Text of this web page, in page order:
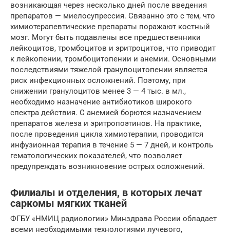
возникающая через несколько дней после введения
препаратов — миелосупрессия. Связанно это с тем, что
химиотерапевтические препараты поражают костный
мозг. Могут быть подавлены все предшественники
лейкоцитов, тромбоцитов и эритроцитов, что приводит
к лейкопении, тромбоцитопении и анемии. Основными
последствиями тяжелой гранулоцитопении является
риск инфекционных осложнений. Поэтому, при
снижении гранулоцитов менее 3 — 4 тыс. в мл.,
необходимо назначение антибиотиков широкого
спектра действия. С анемией борются назначением
препаратов железа и эритропоэтинов. На практике,
после проведения цикла химиотерапии, проводится
инфузионная терапия в течение 5 — 7 дней, и контроль
гематологических показателей, что позволяет
предупреждать возникновение острых осложнений.
Филиалы и отделения, в которых лечат
саркомы мягких тканей
ФГБУ «НМИЦ радиологии» Минздрава России обладает
всеми необходимыми технологиями лучевого,